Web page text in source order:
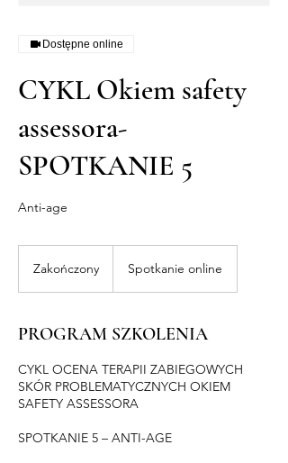
Dostępne online
CYKL Okiem safety
assessora-
SPOTKANIE 5
Anti-age
Zakończony
ń
z
o
n
Spotkanie online
PROGRAM SZKOLENIA
CYKL OCENA TERAPII ZABIEGOWYCH
SKÓR PROBLEMATYCZNYCH OKIEM
SAFETY ASSESSORA
SPOTKANIE 5 – ANTI-AGE